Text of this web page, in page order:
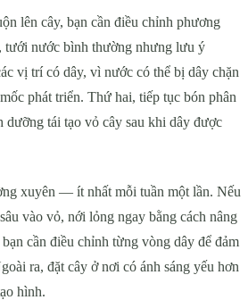
lên cây, bạn cần điều chỉnh phương
tưới nước bình thường nhưng lưu ý
vị trí có dây, vì nước có thể bị dây chặn
phát triển. Thứ hai, tiếp tục bón phân
dưỡng tái tạo vỏ cây sau khi dây được
xuyên — ít nhất mỗi tuần một lần. Nếu
vào vỏ, nới lỏng ngay bằng cách nâng
cần điều chỉnh từng vòng dây để đảm
ra, đặt cây ở nơi có ánh sáng yếu hơn
hình.